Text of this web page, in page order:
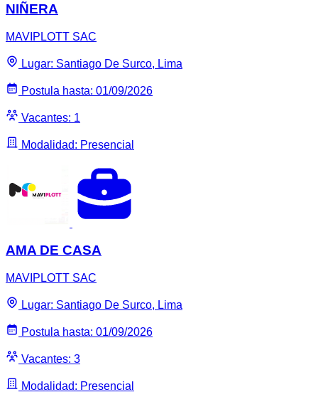
NIÑERA
MAVIPLOTT SAC
Lugar: Santiago De Surco, Lima
Postula hasta: 01/09/2026
Vacantes: 1
Modalidad: Presencial
AMA DE CASA
MAVIPLOTT SAC
Lugar: Santiago De Surco, Lima
Postula hasta: 01/09/2026
Vacantes: 3
Modalidad: Presencial